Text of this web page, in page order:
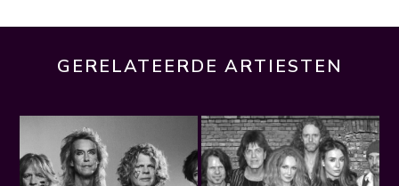
GERELATEERDE ARTIESTEN